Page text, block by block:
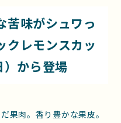
苦味がシュワっ
クレモンスカッ
から登場
果肉。香り豊かな果皮。